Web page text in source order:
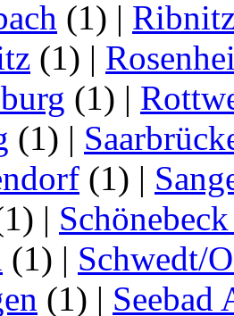
(1) |
(1) |
(1) |
(1) |
(1) |
|
(1) | Schwedt/
(1) | Seebad